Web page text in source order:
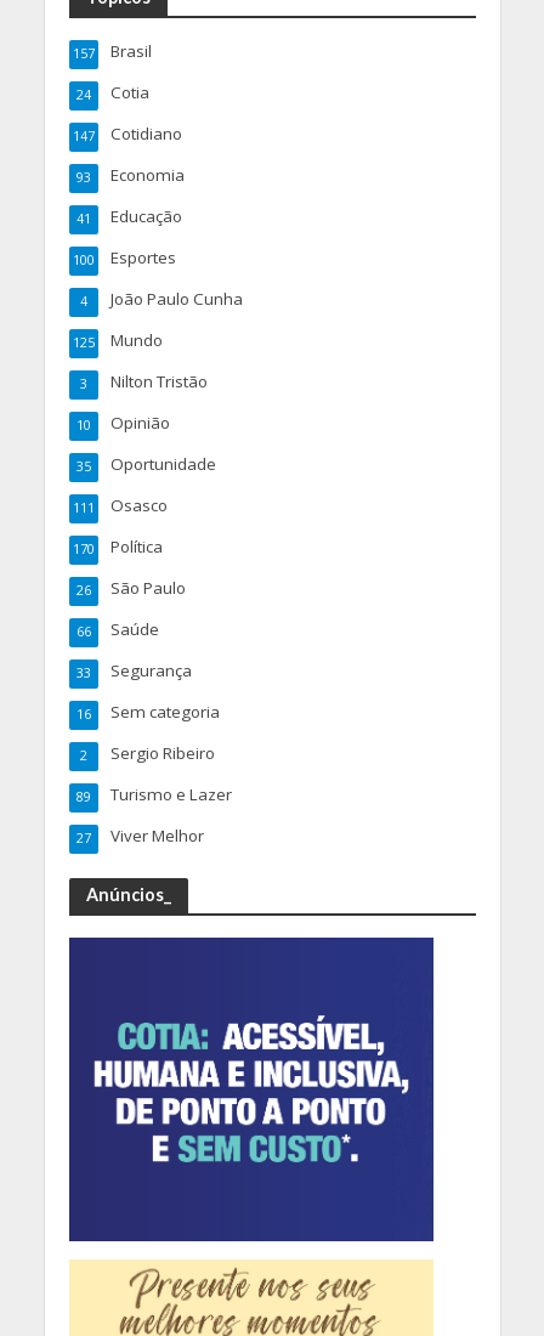
Brasil
157
Cotia
24
Cotidiano
147
Economia
93
Educação
41
Esportes
100
João Paulo Cunha
4
Mundo
125
Nilton Tristão
3
Opinião
10
Oportunidade
35
Osasco
111
Política
170
São Paulo
26
Saúde
66
Segurança
33
Sem categoria
16
Sergio Ribeiro
2
Turismo e Lazer
89
Viver Melhor
27
Anúncios_